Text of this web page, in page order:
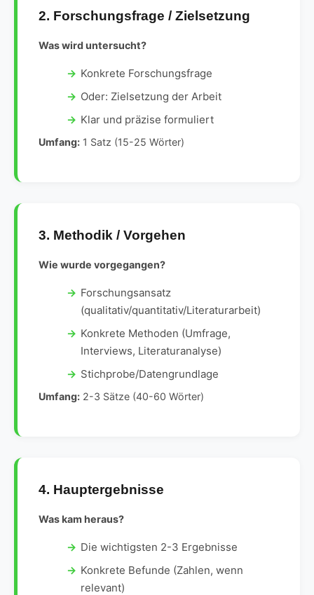
2. Forschungsfrage / Zielsetzung
Was wird untersucht?
Konkrete Forschungsfrage
Oder: Zielsetzung der Arbeit
Klar und präzise formuliert
Umfang: 1 Satz (15-25 Wörter)
3. Methodik / Vorgehen
Wie wurde vorgegangen?
Forschungsansatz
(qualitativ/quantitativ/Literaturarbeit)
Konkrete Methoden (Umfrage,
Interviews, Literaturanalyse)
Stichprobe/Datengrundlage
Umfang: 2-3 Sätze (40-60 Wörter)
4. Hauptergebnisse
Was kam heraus?
Die wichtigsten 2-3 Ergebnisse
Konkrete Befunde (Zahlen, wenn
relevant)